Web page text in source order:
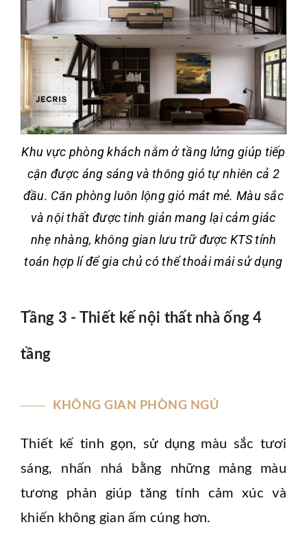
Khu vực phòng khách nằm ở tầng lửng giúp tiếp
cận được áng sáng và thông gió tự nhiên cả 2
đầu. Căn phòng luôn lộng gió mát mẻ. Màu sắc
và nội thất được tinh giản mang lại cảm giác
nhẹ nhàng, không gian lưu trữ được KTS tính
toán hợp lí để gia chủ có thể thoải mái sử dụng
Tầng 3 - Thiết kế nội thất nhà ống 4
tầng
KHÔNG GIAN PHÒNG NGỦ
Thiết kế tinh gọn, sử dụng màu sắc tươi
sáng, nhấn nhá bằng những mảng màu
tương phản giúp tăng tính cảm xúc và
khiến không gian ấm cúng hơn.